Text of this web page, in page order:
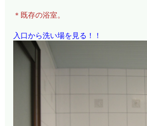
＊既存の浴室。
入口から洗い場を見る！！